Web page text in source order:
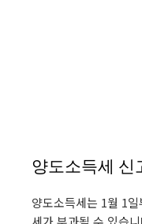
양도소득세 신
양도소득세는 1월 1